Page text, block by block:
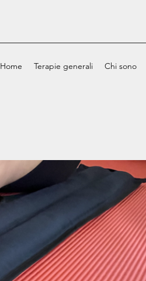
Home Terapie generali Chi sono